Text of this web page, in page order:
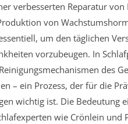
verbesserten Reparatur
von
um den täglichen
vorzubeugen. In
des
– ein Prozess, der für die
wichtig ist. Die Bedeutung
wie Crönlein und